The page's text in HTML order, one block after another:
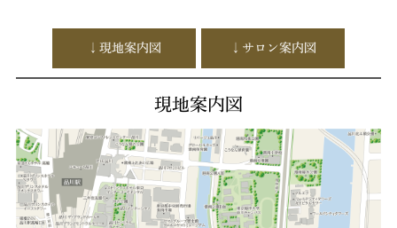
↓現地案内図 ↓サロン案内図
現地案内図